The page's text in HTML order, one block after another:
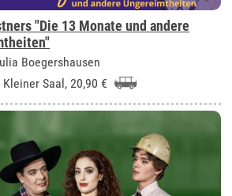
"Die 13 Monate und andere
Boegershausen
Kleiner Saal , 20,90 €